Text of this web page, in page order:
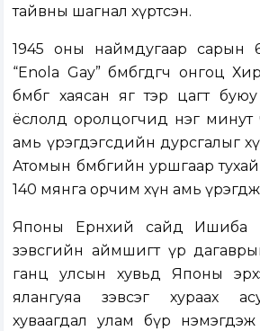
тайвны шагнал хүртсэн.
1945 оны наймдугаар сарын
“Enola Gay” бөмбөгдөгч онгоц
бөмбөг хаясан яг тэр цагт буюу
ёслолд оролцогчид нэг минут
амь үрэгдэгсдийн дурсгалыг
Атомын бөмбөгийн уршгаар
140 мянга орчим хүн амь
Японы Ерөнхий сайд Ишиба
зэвсгийн аймшигт үр
ганц улсын хувьд Японы
ялангуяа зэвсэг хураах
хуваагдал улам бүр